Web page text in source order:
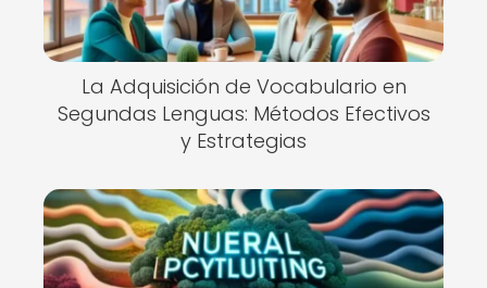
La Adquisición de Vocabulario en
Segundas Lenguas: Métodos Efectivos
y Estrategias